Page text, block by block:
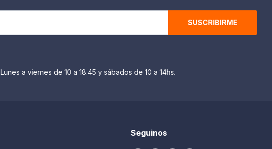
SUSCRIBIRME
Lunes a viernes de 10 a 18.45 y sábados de 10 a 14hs.
Seguinos